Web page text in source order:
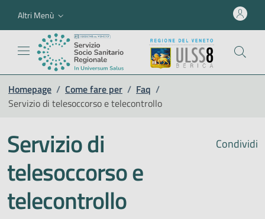
Altri Menù
Homepage / Come fare per / Faq /
Servizio di telesoccorso e telecontrollo
Condividi
Servizio di
telesoccorso e
telecontrollo